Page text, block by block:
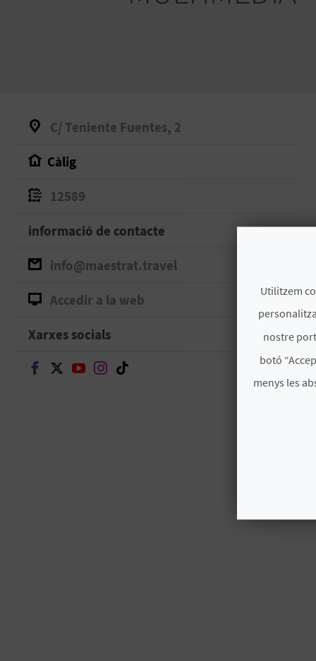
C/ Teniente Fuentes, 2
Càlig
12589
informació de contacte
info@maestrat.travel
Accedir a la web
Xarxes socials
Seguir en Facebook
Seguir en Twitter
Seguir en Youtube
Seguir en Instagram
Utilitzem
nostre
botó
menys les